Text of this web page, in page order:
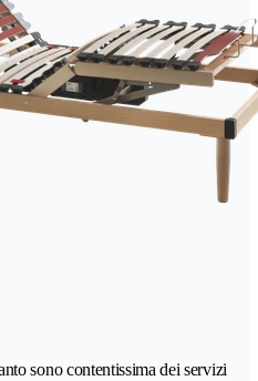
sono contentissima dei servizi